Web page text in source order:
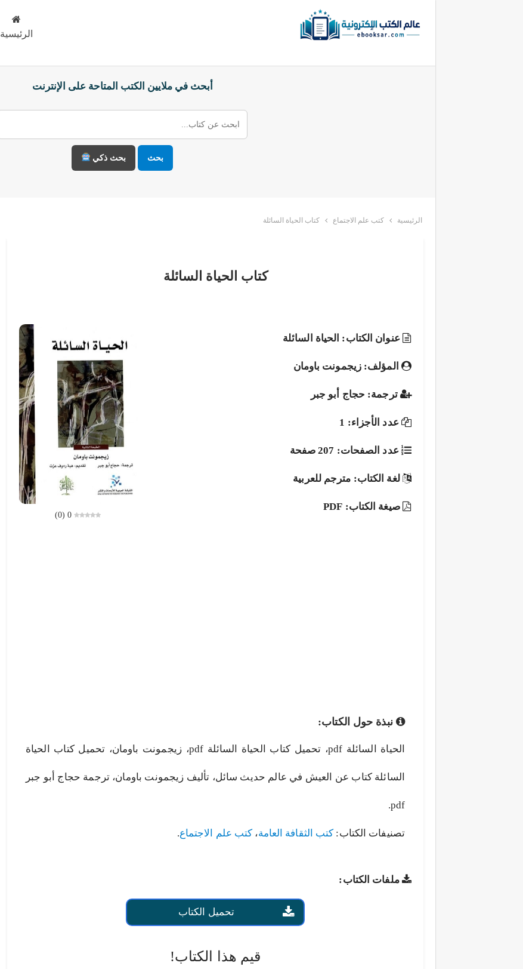
الرئيسية
أبحث في ملايين الكتب المتاحة على الإنترنت
بحث بحث ذكي
الرئيسية كتب علم الاجتماع كتاب الحياة السائلة
كتاب الحياة السائلة
0
(
0
)
عنوان الكتاب: الحياة السائلة
المؤلف: زيجمونت باومان
ترجمة: حجاج أبو جبر
عدد الأجزاء: 1
عدد الصفحات: 207 صفحة
لغة الكتاب: مترجم للعربية
صيغة الكتاب: PDF
نبذة حول الكتاب:
الحياة السائلة pdf، تحميل كتاب الحياة السائلة pdf، زيجمونت باومان، تحميل كتاب الحياة
السائلة كتاب عن العيش في عالم حديث سائل، تأليف زيجمونت باومان، ترجمة حجاج أبو جبر
pdf.
تصنيفات الكتاب: كتب الثقافة العامة، كتب علم الاجتماع.
ملفات الكتاب:
تحميل الكتاب
قيم هذا الكتاب!